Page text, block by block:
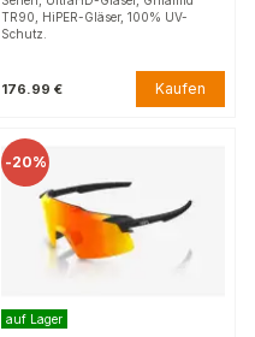
TR90, HiPER-Gläser, 100% UV-
Schutz.
176.99 € Kaufen
-20%
auf Lager